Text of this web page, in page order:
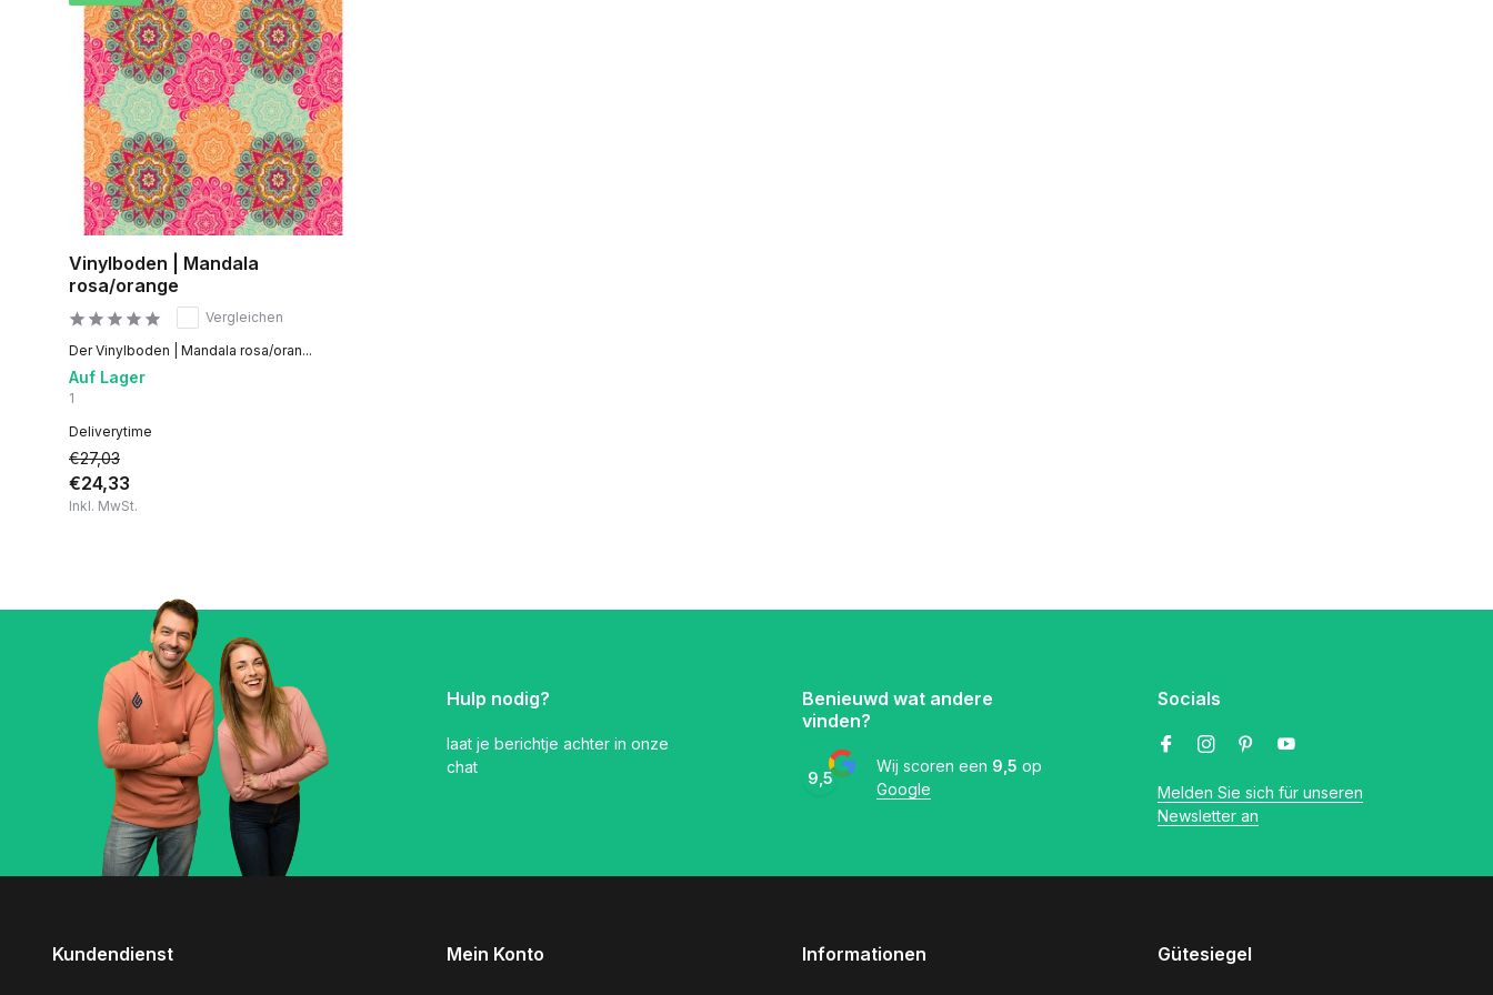
Vinylboden | Mandala
rosa/orange
Vergleichen
Der Vinylboden | Mandala rosa/oran...
Auf Lager
1
Deliverytime
€27,03
€24,33
Inkl. MwSt.
Hulp nodig?
laat je berichtje achter in onze
chat
Benieuwd wat andere
vinden?
9,5
Wij scoren een 9,5 op
Google
Socials
Melden Sie sich für unseren
Newsletter an
Kundendienst Mein Konto Informationen Gütesiegel